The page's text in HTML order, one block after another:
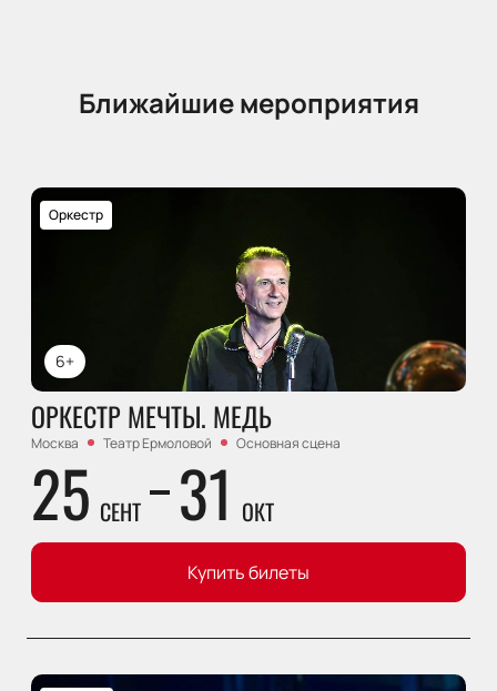
Ближайшие мероприятия
6+
Оркестр
ОРКЕСТР МЕЧТЫ. МЕДЬ
Москва Театр Ермоловой Основная сцена
25 СЕНТ 31 ОКТ
Купить билеты